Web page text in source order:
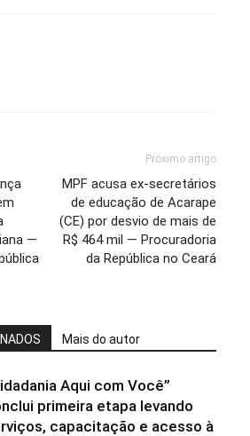
—
Próximo artigo
MPF acusa ex-secretários
de educação de Acarape
(CE) por desvio de mais de
R$ 464 mil — Procuradoria
da República no Ceará
Mais do autor
Aqui com Você”
primeira etapa levando
capacitação e acesso à